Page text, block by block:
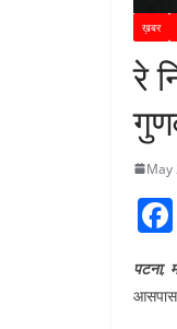
ख़बर
रे
May
पटना,
आसपास